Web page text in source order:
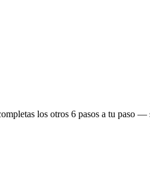
los otros 6 pasos a tu paso —